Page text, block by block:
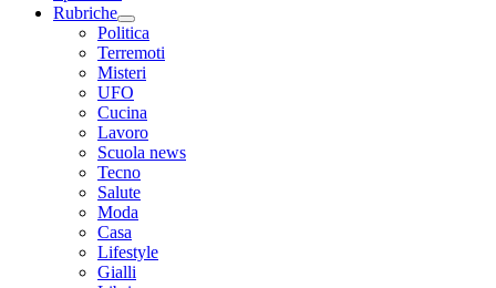
Rubriche
Politica
Terremoti
Misteri
UFO
Cucina
Lavoro
Scuola news
Tecno
Salute
Moda
Casa
Lifestyle
Gialli